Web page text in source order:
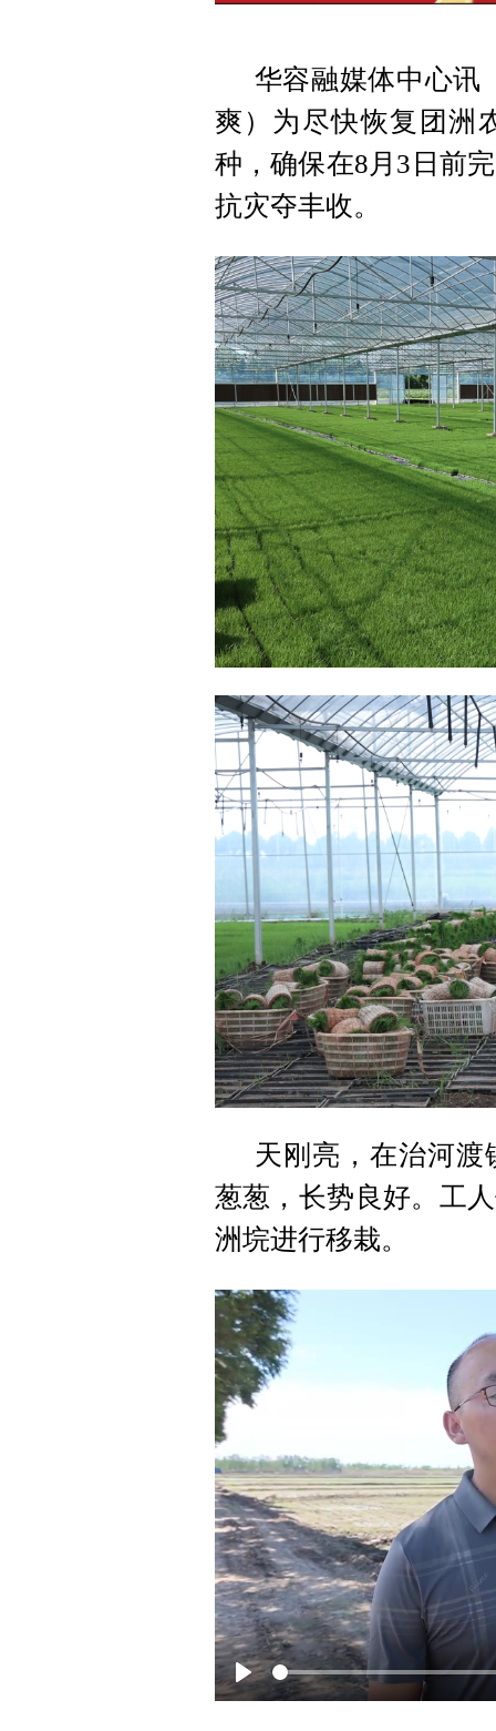
华容融媒体中心讯
爽）为尽快恢复团洲
种，确保在8月3日前
抗灾夺丰收。
天刚亮，在治河
葱葱，长势良好。工
洲垸进行移栽。
P